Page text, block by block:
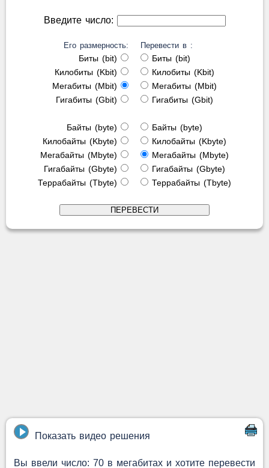
Введите число:
Его размерность:
Биты (bit)
Килобиты (Kbit)
Мегабиты (Mbit)
Гигабиты (Gbit)
Байты (byte)
Килобайты (Kbyte)
Мегабайты (Mbyte)
Гигабайты (Gbyte)
Террабайты (Tbyte)
Перевести в :
Биты (bit)
Килобиты (Kbit)
Мегабиты (Mbit)
Гигабиты (Gbit)
Байты (byte)
Килобайты (Kbyte)
Мегабайты (Mbyte)
Гигабайты (Gbyte)
Террабайты (Tbyte)
Показать видео решения
Вы ввели число: 70 в мегабитах и хотите перевести